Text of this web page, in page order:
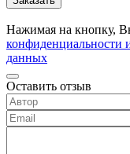
Нажимая на кнопку,
конфиденциальности
данных
Оставить отзыв